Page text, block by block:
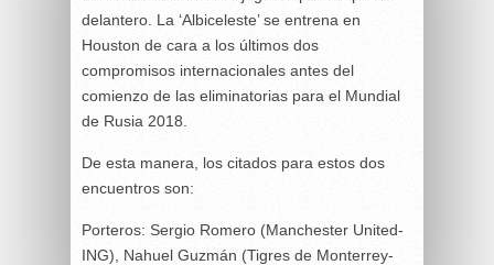
delantero. La ‘Albiceleste’ se entrena en
Houston de cara a los últimos dos
compromisos internacionales antes del
comienzo de las eliminatorias para el Mundial
de Rusia 2018.
De esta manera, los citados para estos dos
encuentros son:
Porteros: Sergio Romero (Manchester United-
ING), Nahuel Guzmán (Tigres de Monterrey-